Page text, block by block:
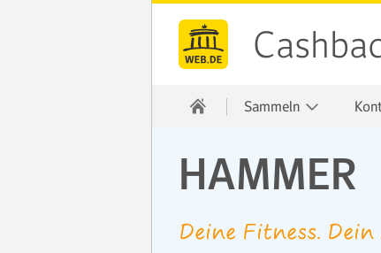
Sammeln
HAMMER
Deine Fitness.